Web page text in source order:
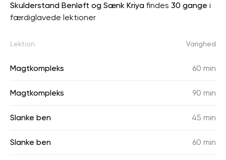
Skulderstand Benløft og Sænk Kriya findes 30 gange i
færdiglavede lektioner
Lektion Varighed
Magtkompleks 60 min
Magtkompleks 90 min
Slanke ben 45 min
Slanke ben 60 min